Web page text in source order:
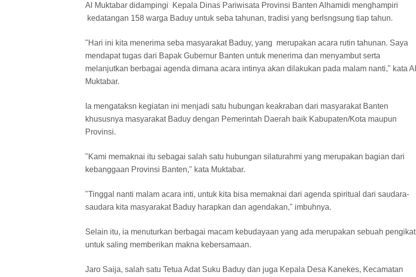
Al Muktabar didampingi Kepala Dinas Pariwisata Provinsi Banten Alhamidi menghampiri
kedatangan 158 warga Baduy untuk seba tahunan, tradisi yang berlsngsung tiap tahun.
"Hari ini kita menerima seba masyarakat Baduy, yang merupakan acara rutin tahunan. Saya
mendapat tugas dari Bapak Gubernur Banten untuk menerima dan menyambut serta
melanjutkan berbagai agenda dimana acara intinya akan dilakukan pada malam nanti," kata Al
Muktabar.
Ia mengataksn kegiatan ini menjadi satu hubungan keakraban dari masyarakat Banten
khususnya masyarakat Baduy dengan Pemerintah Daerah baik Kabupaten/Kota maupun
Provinsi.
"Kami memaknai itu sebagai salah satu hubungan silaturahmi yang merupakan bagian dari
kebanggaan Provinsi Banten," kata Muktabar.
"Tinggal nanti malam acara inti, untuk kita bisa memaknai dari agenda spiritual dari saudara-
saudara kita masyarakat Baduy harapkan dan agendakan," imbuhnya.
Selain itu, ia menuturkan berbagai macam kebudayaan yang ada merupakan sebuah pengikat
untuk saling memberikan makna kebersamaan.
Jaro Saija, salah satu Tetua Adat Suku Baduy dan juga Kepala Desa Kanekes, Kecamatan